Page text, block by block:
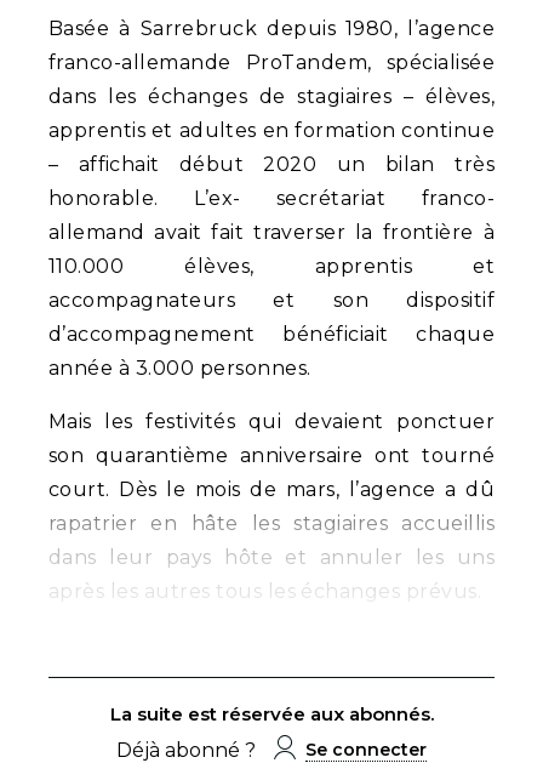
Basée à Sarrebruck depuis 1980, l’agence
franco-allemande ProTandem, spécialisée
dans les échanges de stagiaires – élèves,
apprentis et adultes en formation continue
– affichait début 2020 un bilan très
honorable. L’ex- secrétariat franco-
allemand avait fait traverser la frontière à
110.000 élèves, apprentis et
accompagnateurs et son dispositif
d’accompagnement bénéficiait chaque
année à 3.000 personnes.
Mais les festivités qui devaient ponctuer
son quarantième anniversaire ont tourné
court. Dès le mois de mars, l’agence a dû
rapatrier en hâte les stagiaires accueillis
dans leur pays hôte et annuler les uns
après les autres tous les échanges prévus.
La suite est réservée aux abonnés.
Déjà abonné ?
Se connecter